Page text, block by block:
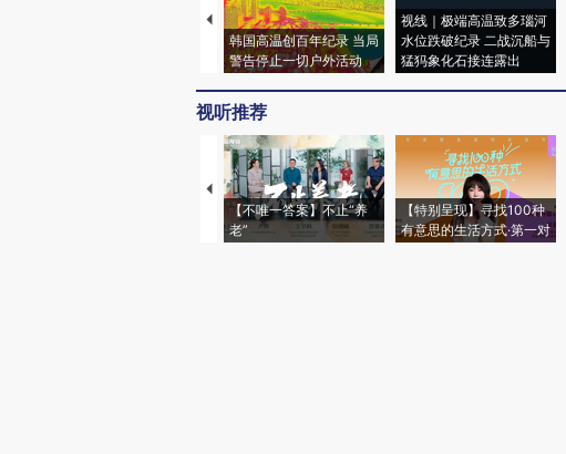
韩国高温创百年纪录 当局
警告停止一切户外活动
视线｜极端高温致多瑙河
水位跌破纪录 二战沉船与
猛犸象化石接连露出
视听推荐
【不唯一答案】不止“养
老”
【特别呈现】寻找100种
有意思的生活方式·第一对